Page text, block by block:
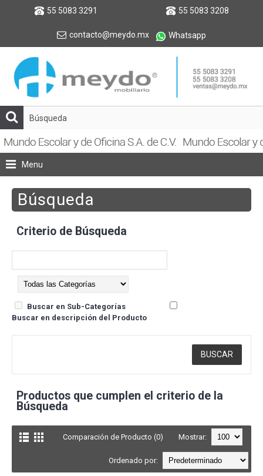
55 5083 3291 55 5083 3208
contacto@meydo.mx Whatsapp
Menu
Búsqueda
Criterio de Búsqueda
Buscar en Sub-Categorías
Buscar en descripción del Producto
Productos que cumplen el criterio de la
Búsqueda
Comparación de Producto (0) Mostrar:
Ordenado por: